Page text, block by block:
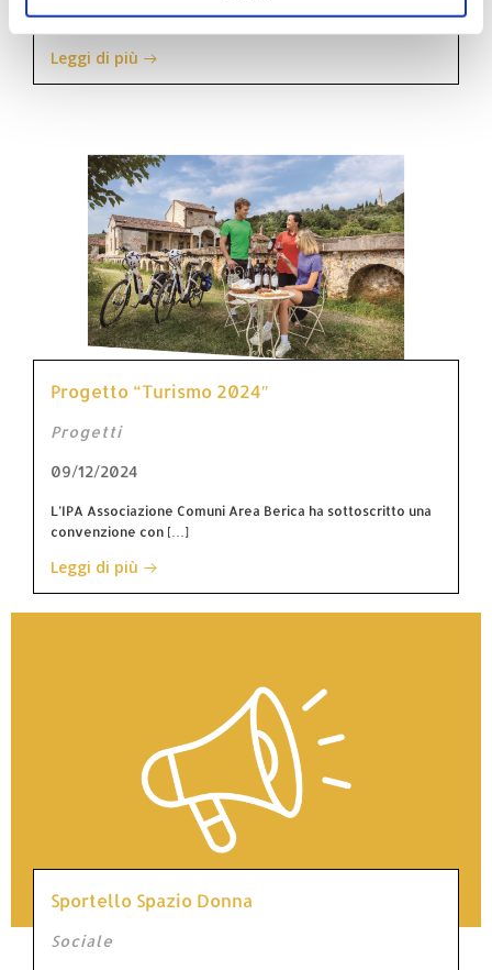
[…]
Leggi di più
Progetto “Turismo 2024″
Progetti
09/12/2024
L’IPA Associazione Comuni Area Berica ha sottoscritto una
convenzione con […]
Leggi di più
Sportello Spazio Donna
Sociale